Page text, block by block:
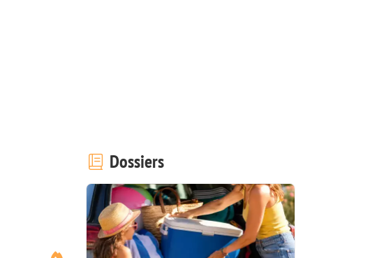
Dossiers